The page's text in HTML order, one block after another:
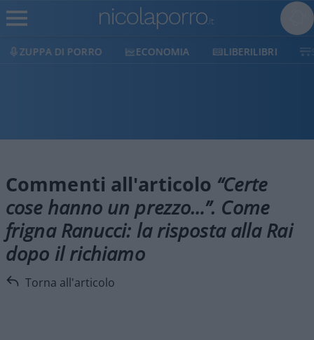
ZUPPA DI PORRO ECONOMIA LIBERILIBRI
Commenti all'articolo “Certe
cose hanno un prezzo…”. Come
frigna Ranucci: la risposta alla Rai
dopo il richiamo
Torna all'articolo